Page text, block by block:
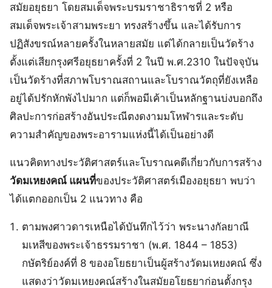
สมัยอยุธยา โดยสมเด็จพระบรมราชาธิราชที่ 2 หรือ
สมเด็จพระเจ้าสามพระยา ทรงสร้างขึ้น และได้รับการ
ปฏิสังขรณ์หลายครั้งในหลายสมัย แต่ได้กลายเป็นวัดร้าง
ตั้งแต่เสียกรุงศรีอยุธยาครั้งที่ 2 ในปี พ.ศ.2310 ในปัจจุบัน
เป็นวัดร้างที่สภาพโบราณสถานและโบราณวัตถุที่ยังเหลือ
อยู่ได้ปรักหักพังไปมาก แต่ก็พอมีเค้าเป็นหลักฐานบ่งบอกถึง
ศิลปะการก่อสร้างอันประณีตงดงามมโหฬารและระดับ
ความสำคัญของพระอารามแห่งนี้ได้เป็นอย่างดี
แนวคิดทางประวัติศาสตร์และโบราณคดีเกี่ยวกับการสร้าง
วัดมเหยงคณ์ แผนที่ของประวัติศาสตร์เมืองอยุธยา พบว่า
ได้แตกออกเป็น 2 แนวทาง คือ
ตามพงศาวดารเหนือได้บันทึกไว้ว่า พระนางกัลยาณี
มเหสีของพระเจ้าธรรมราชา (พ.ศ. 1844 – 1853)
กษัตริย์องค์ที่ 8 ของอโยธยาเป็นผู้สร้างวัดมเหยงคณ์ ซึ่ง
แสดงว่าวัดมเหยงคณ์สร้างในสมัยอโยธยาก่อนตั้งกรุง